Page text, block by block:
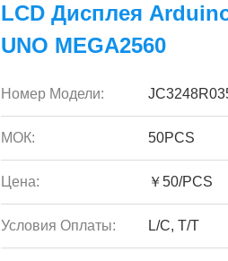
LCD Дисплея
UNO MEGA2560
Номер Модели:
МОК: 50PCS
Цена: ￥50/PCS
Условия Оплаты: L/C, T/T